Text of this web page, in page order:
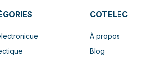
COTELEC
À propos
Blog